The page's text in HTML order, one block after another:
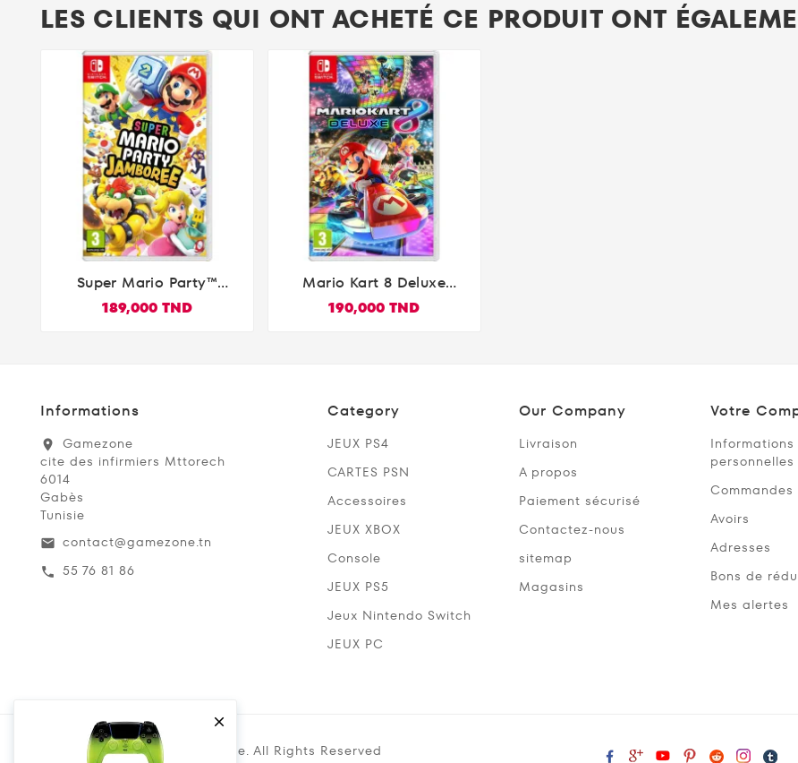

LES CLIENTS QUI ONT ACHETÉ CE PRODUIT ONT

Super Mario Party™
Jamboree Nintendo
Switch
189,000 TND

Mario Kart 8 Deluxe
Nintendo Switch
190,000 TND
Informations
location_on
Gamezone
cite des infirmiers Mttorech
6014
Gabès
Tunisie
email contact@gamezone.tn
call 55 76 81 86
Category
JEUX PS4
CARTES PSN
Accessoires
JEUX XBOX
Console
JEUX PS5
Jeux Nintendo Switch
JEUX PC
Our Company
Livraison
A propos
Paiement sécurisé
Contactez-nous
sitemap
Magasins
Votre
Informations
personnelles
Commandes
Avoirs
Adresses
Bons de
Mes alertes
Copyright @ 2019 Gamezone. All Rights Reserved